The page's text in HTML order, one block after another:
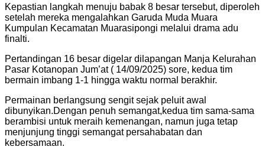
Kepastian langkah menuju babak 8 besar tersebut, diperoleh
setelah mereka mengalahkan Garuda Muda Muara
Kumpulan Kecamatan Muarasipongi melalui drama adu
finalti.
Pertandingan 16 besar digelar dilapangan Manja Kelurahan
Pasar Kotanopan Jum’at ( 14/09/2025) sore, kedua tim
bermain imbang 1-1 hingga waktu normal berakhir.
Permainan berlangsung sengit sejak peluit awal
dibunyikan.Dengan penuh semangat,kedua tim sama-sama
berambisi untuk meraih kemenangan, namun juga tetap
menjunjung tinggi semangat persahabatan dan
kebersamaan.